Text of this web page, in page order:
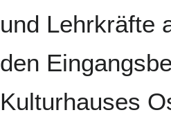
und Lehrkräfte
den
Kulturhauses